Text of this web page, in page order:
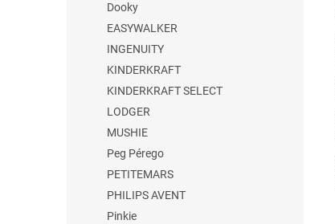
Dooky
EASYWALKER
INGENUITY
KINDERKRAFT
KINDERKRAFT SELECT
LODGER
MUSHIE
Peg Pérego
PETITEMARS
PHILIPS AVENT
Pinkie